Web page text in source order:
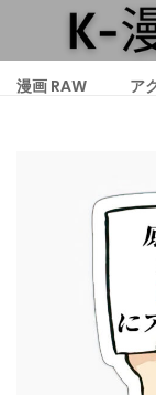
漫画 RAW ア